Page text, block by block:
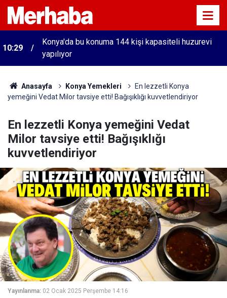
10:29
Konya'da bu konuma 144 kişi kapasiteli huzurevi
yapılıyor
Anasayfa Konya Yemekleri
En lezzetli Konya
yemeğini Vedat Milor tavsiye etti! Bağışıklığı kuvvetlendiriyor
En lezzetli Konya yemeğini Vedat
Milor tavsiye etti! Bağışıklığı
kuvvetlendiriyor
Yayınlanma: 02 Ocak 2025 Perşembe 14:16